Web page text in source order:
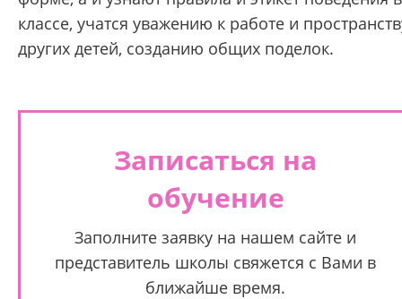
классе, учатся уважению к работе и
других детей, созданию общих поделок.
Записаться на
обучение
Заполните заявку на нашем сайте и
представитель школы свяжется с Вами в
ближайше время.